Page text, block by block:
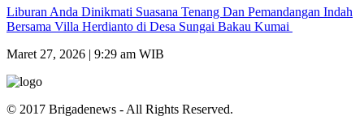
Liburan Anda Dinikmati Suasana Tenang Dan Pemandangan Indah
Bersama Villa Herdianto di Desa Sungai Bakau Kumai
Maret 27, 2026 | 9:29 am WIB
© 2017 Brigadenews - All Rights Reserved.